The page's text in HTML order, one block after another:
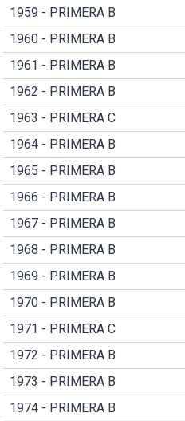
1959 - PRIMERA B
1960 - PRIMERA B
1961 - PRIMERA B
1962 - PRIMERA B
1963 - PRIMERA C
1964 - PRIMERA B
1965 - PRIMERA B
1966 - PRIMERA B
1967 - PRIMERA B
1968 - PRIMERA B
1969 - PRIMERA B
1970 - PRIMERA B
1971 - PRIMERA C
1972 - PRIMERA B
1973 - PRIMERA B
1974 - PRIMERA B